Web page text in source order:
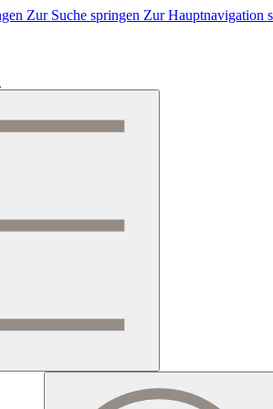
Zur Suche springen Zur Hauptnavigation